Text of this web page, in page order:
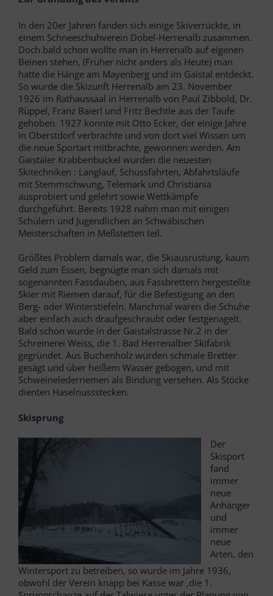
In den 20er Jahren fanden sich einige Skiverrückte, in
einem Schneeschuhverein Dobel-Herrenalb zusammen.
Doch bald schon wollte man in Herrenalb auf eigenen
Beinen stehen, (Früher nicht anders als Heute) man
hatte die Hänge am Mayenberg und im Gaistal entdeckt.
So wurde die Skizunft Herrenalb am 23. November
1926 im Rathaussaal in Herrenalb von Paul Zibbold, Dr.
Rüppel, Franz Baierl und Fritz Bechtle aus der Taufe
gehoben. 1927 konnte mit Otto Ecker, der einige Jahre
in Oberstdorf verbrachte und von dort viel Wissen um
die neue Sportart mitbrachte, gewonnen werden. Am
Gaistäler Krabbenbuckel wurden die neuesten
Skitechniken : Langlauf, Schussfahrten, Abfahrtsläufe
mit Stemmschwung, Telemark und Christiania
ausprobiert und gelehrt sowie Wettkämpfe
durchgeführt. Bereits 1928 nahm man mit einigen
Schülern und Jugendlichen an Schwäbischen
Meisterschaften in Meßstetten teil.
Größtes Problem damals war, die Skiausrüstung, kaum
Geld zum Essen, begnügte man sich damals mit
sogenannten Fassdauben, aus Fassbrettern hergestellte
Skier mit Riemen darauf, für die Befestigung an den
Berg- oder Winterstiefeln. Manchmal waren die Schuhe
aber einfach auch draufgeschraubt oder festgenagelt.
Bald schon wurde in der Gaistalstrasse Nr.2 in der
Schreinerei Weiss, die 1. Bad Herrenalber Skifabrik
gegründet. Aus Buchenholz wurden schmale Bretter
gesägt und über heißem Wasser gebogen, und mit
Schweinelederriemen als Bindung versehen. Als Stöcke
dienten Haselnussstecken.
Skisprung
Der
Skisport
fand
immer
neue
Anhänger
und
immer
neue
Arten, den
Wintersport zu betreiben, so wurde im Jahre 1936,
obwohl der Verein knapp bei Kasse war ,die 1.